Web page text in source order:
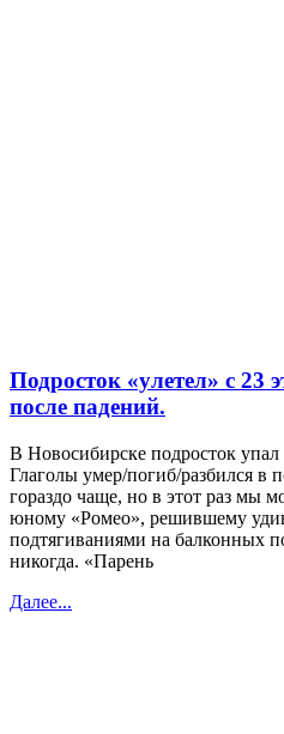
Подросток «улетел» с
после падений.
В Новосибирске подросток
Глаголы умер/погиб/разбился в
гораздо чаще, но в этот раз мы
юному «Ромео», решившему
подтягиваниями на балконных
никогда. «Парень
Далее...